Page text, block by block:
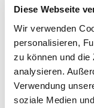
Diese Webseite
Wir verwenden
personalisieren,
zu können und die
analysieren.
Verwendung
soziale Medien
am Main